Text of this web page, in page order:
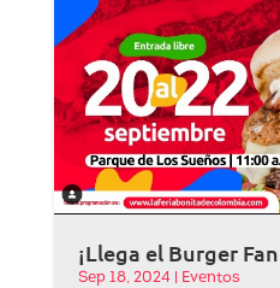
¡Llega el Burger
Sep 18, 2024 Eventos